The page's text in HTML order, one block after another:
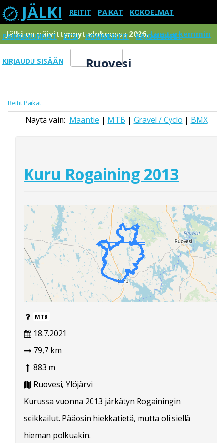
JÄLKI REITIT PAIKAT KOKOELMAT
PAIKKAKUNNAT ETSI KOMMENTIT RAJOITUKSET
KIRJAUDU SISÄÄN Menu
Jälki on päivittynnyt elokuussa 2026.Lue tarkemmin
Ruovesi
ReititPaikat
Näytä vain: Maantie | MTB | Gravel / Cyclo | BMX
Kuru Rogaining 2013
MTB
18.7.2021
79,7 km
883 m
Ruovesi, Ylöjärvi
Kurussa vuonna 2013 järkätyn Rogainingin
seikkailut. Pääosin hiekkatietä, mutta oli siellä
hieman polkuakin.